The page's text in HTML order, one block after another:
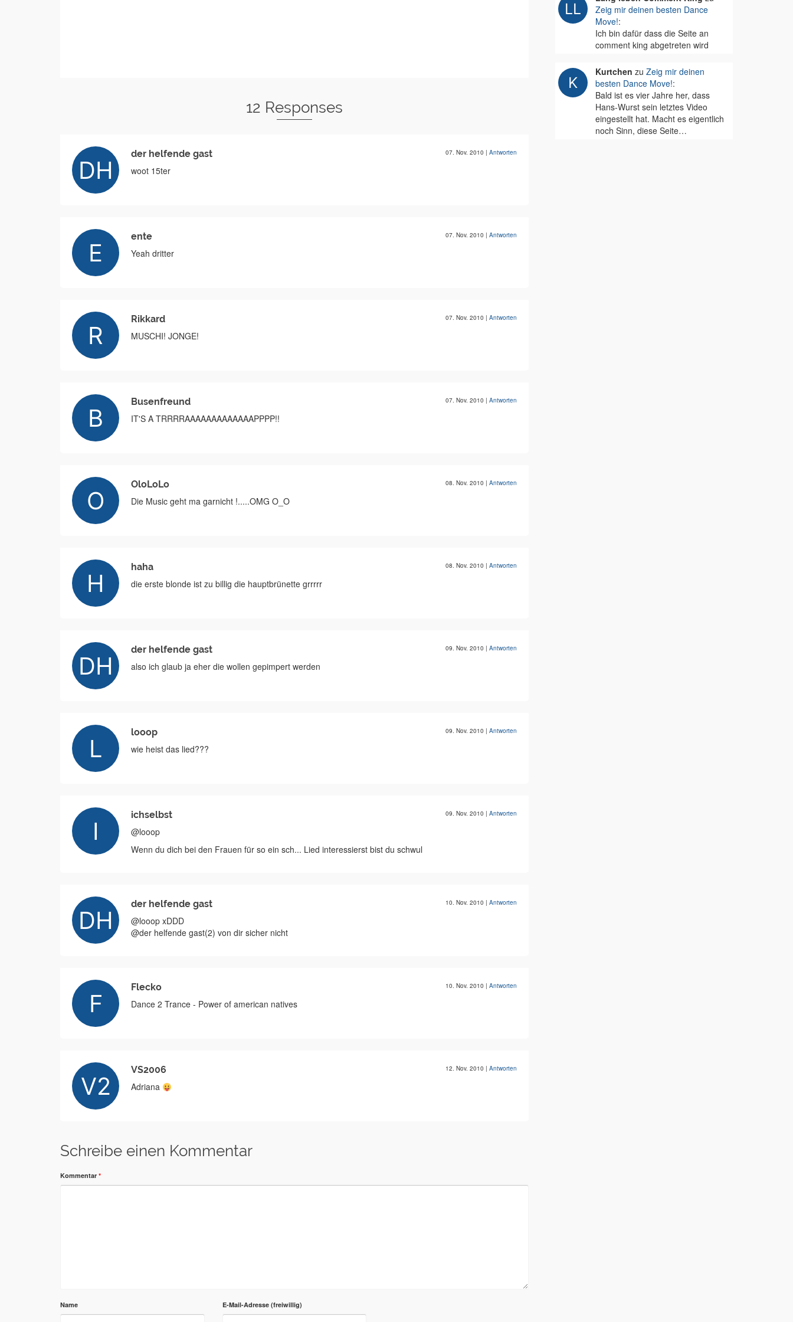
12 Responses
der helfende gast 07. Nov. 2010 | Antworten
woot 15ter
ente 07. Nov. 2010 | Antworten
Yeah dritter
Rikkard 07. Nov. 2010 | Antworten
MUSCHI! JONGE!
Busenfreund 07. Nov. 2010 | Antworten
IT'S A TRRRRAAAAAAAAAAAAAPPPP!!
OloLoLo 08. Nov. 2010 | Antworten
Die Music geht ma garnicht !.....OMG O_O
haha 08. Nov. 2010 | Antworten
die erste blonde ist zu billig die hauptbrünette grrrrr
der helfende gast 09. Nov. 2010 | Antworten
also ich glaub ja eher die wollen gepimpert werden
looop 09. Nov. 2010 | Antworten
wie heist das lied???
ichselbst 09. Nov. 2010 | Antworten
@looop
Wenn du dich bei den Frauen für so ein sch... Lied interessierst bist du schwul
der helfende gast 10. Nov. 2010 | Antworten
@looop xDDD
@der helfende gast(2) von dir sicher nicht
Flecko 10. Nov. 2010 | Antworten
Dance 2 Trance - Power of american natives
VS2006 12. Nov. 2010 | Antworten
Adriana
Schreibe einen Kommentar
Kommentar *
Name E-Mail-Adresse
Zeig mir deinen besten Dance
Move!:
Ich bin dafür dass die Seite an
comment king abgetreten wird
Kurtchen zu Zeig mir deinen
besten Dance Move!:
Bald ist es vier Jahre her, dass
Hans-Wurst sein letztes Video
eingestellt hat. Macht es eigentlich
noch Sinn, diese Seite…